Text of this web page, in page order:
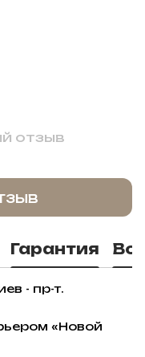
отзыв
Гарантия
- пр-т.
«Новой